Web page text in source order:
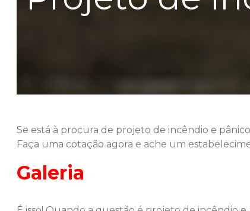
Se está à procura de projeto de incêndio e pânico
Faça uma cotação agora e ache um
Galeria